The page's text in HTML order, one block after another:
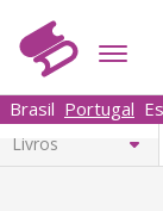
Brasil Portugal